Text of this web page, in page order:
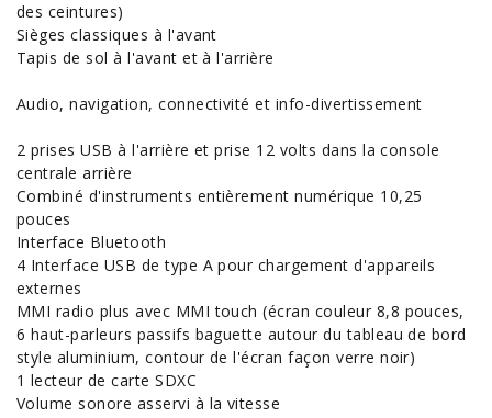
des ceintures)
Sièges classiques à l'avant
Tapis de sol à l'avant et à l'arrière
Audio, navigation, connectivité et info-divertissement
2 prises USB à l'arrière et prise 12 volts dans la console
centrale arrière
Combiné d'instruments entièrement numérique 10,25
pouces
Interface Bluetooth
4 Interface USB de type A pour chargement d'appareils
externes
MMI radio plus avec MMI touch (écran couleur 8,8 pouces,
6 haut-parleurs passifs baguette autour du tableau de bord
style aluminium, contour de l'écran façon verre noir)
1 lecteur de carte SDXC
Volume sonore asservi à la vitesse